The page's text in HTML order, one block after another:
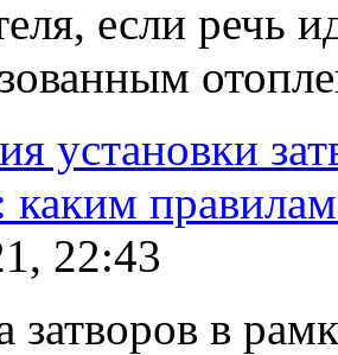
если речь
установки
каким
22:43
затворов в